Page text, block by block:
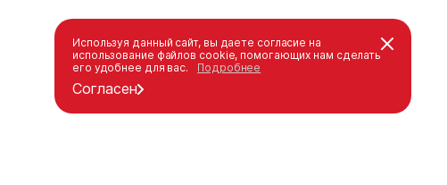
Используя данный сайт, вы даете согласие на
использование файлов cookie, помогающих нам сделать
его удобнее для вас.
Подробнее
Согласен